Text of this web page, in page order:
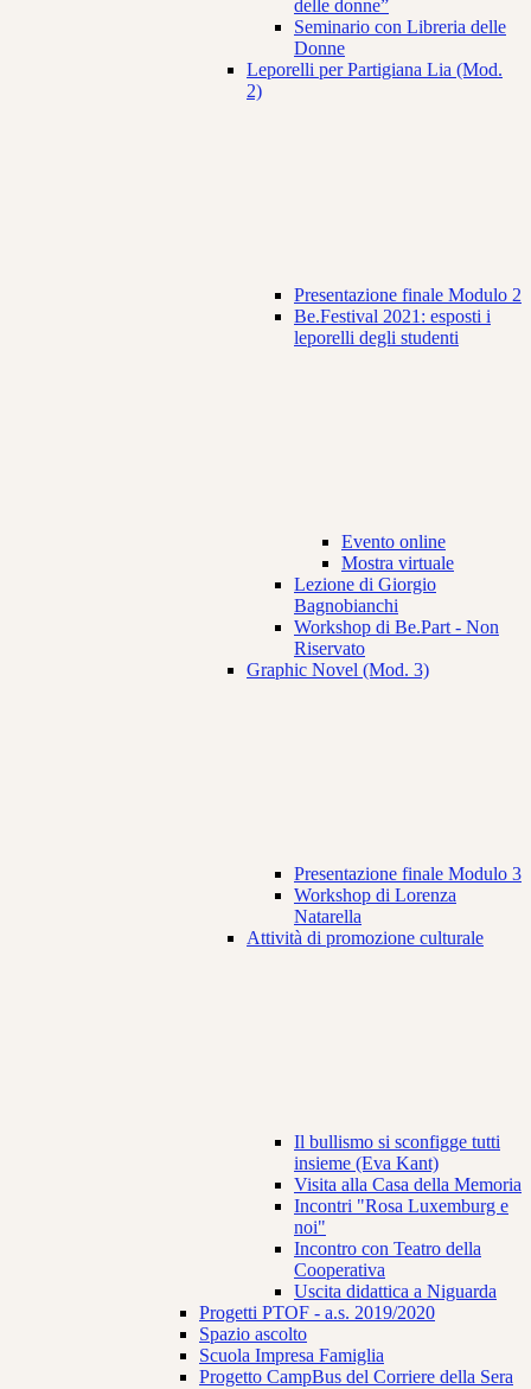
delle donne”
Seminario con Libreria delle
Donne
Leporelli per Partigiana Lia (Mod.
2)
Presentazione finale Modulo 2
Be.Festival 2021: esposti i
leporelli degli studenti
Evento online
Mostra virtuale
Lezione di Giorgio
Bagnobianchi
Workshop di Be.Part - Non
Riservato
Graphic Novel (Mod. 3)
Presentazione finale Modulo 3
Workshop di Lorenza
Natarella
Attività di promozione culturale
Il bullismo si sconfigge tutti
insieme (Eva Kant)
Visita alla Casa della Memoria
Incontri "Rosa Luxemburg e
noi"
Incontro con Teatro della
Cooperativa
Uscita didattica a Niguarda
Progetti PTOF - a.s. 2019/2020
Spazio ascolto
Scuola Impresa Famiglia
Progetto CampBus del Corriere della Sera